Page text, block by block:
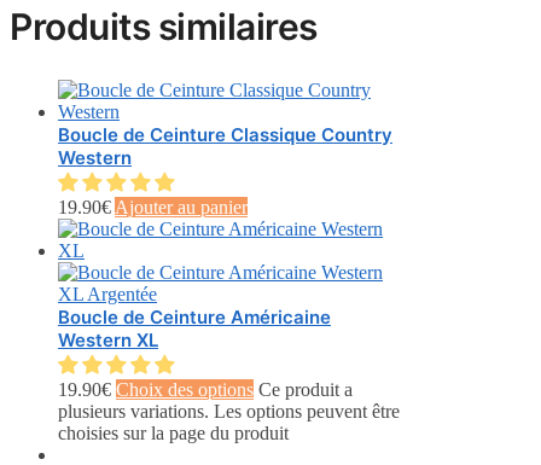
Produits similaires
Boucle de Ceinture Classique Country
Western
19.90€ Ajouter au panier
Boucle de Ceinture Américaine
Western XL
19.90€ Choix des options Ce produit a
plusieurs variations. Les options peuvent être
choisies sur la page du produit